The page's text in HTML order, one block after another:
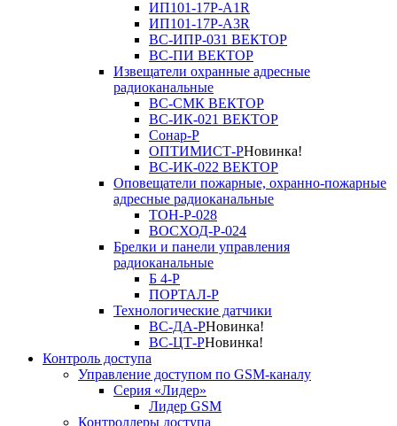
ИП101-17Р-A1R
ИП101-17Р-A3R
ВС-ИПР-031 ВЕКТОР
ВС-ПИ ВЕКТОР
Извещатели охранные адресные
радиоканальные
ВС-СМК ВЕКТОР
ВС-ИК-021 ВЕКТОР
Сонар-Р
ОПТИМИСТ-РНовинка!
ВС-ИК-022 ВЕКТОР
Оповещатели пожарные, охранно-пожарные
адресные радиоканальные
ТОН-Р-028
ВОСХОД-Р-024
Брелки и панели управления
радиоканальные
Б 4-Р
ПОРТАЛ-Р
Технологические датчики
ВС-ДА-РНовинка!
ВС-ЦТ-РНовинка!
Контроль доступа
Управление доступом по GSM-каналу
Серия «Лидер»
Лидер GSM
Контроллеры доступа